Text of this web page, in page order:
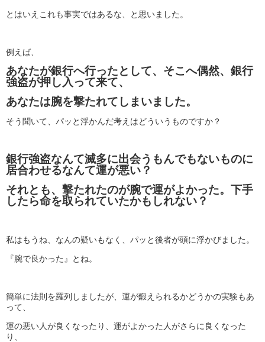
とはいえこれも事実ではあるな、と思いました。
例えば、
あなたが銀行へ行ったとして、そこへ偶然、銀行
強盗が押し入って来て、
あなたは腕を撃たれてしまいました。
そう聞いて、パッと浮かんだ考えはどういうものですか？
銀行強盗なんて滅多に出会うもんでもないものに
居合わせるなんて運が悪い？
それとも、撃たれたのが腕で運がよかった。下手
したら命を取られていたかもしれない？
私はもうね、なんの疑いもなく、パッと後者が頭に浮かびました。
『腕で良かった』とね。
簡単に法則を羅列しましたが、運が鍛えられるかどうかの実験もあ
って、
運の悪い人が良くなったり、運がよかった人がさらに良くなった
り、